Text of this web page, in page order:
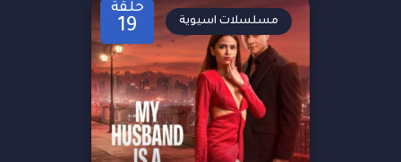
حلقة
19 مسلسلات اسيوية